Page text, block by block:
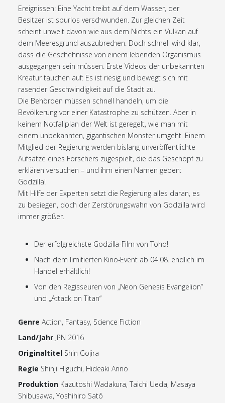
Ereignissen: Eine Yacht treibt auf dem Wasser, der
Besitzer ist spurlos verschwunden. Zur gleichen Zeit
scheint unweit davon wie aus dem Nichts ein Vulkan auf
dem Meeresgrund auszubrechen. Doch schnell wird klar,
dass die Geschehnisse von einem lebenden Organismus
ausgegangen sein müssen. Erste Videos der unbekannten
Kreatur tauchen auf: Es ist riesig und bewegt sich mit
rasender Geschwindigkeit auf die Stadt zu.
Die Behörden müssen schnell handeln, um die
Bevölkerung vor einer Katastrophe zu schützen. Aber in
keinem Notfallplan der Welt ist geregelt, wie man mit
einem unbekannten, gigantischen Monster umgeht. Einem
Mitglied der Regierung werden bislang unveröffentlichte
Aufsätze eines Forschers zugespielt, die das Geschöpf zu
erklären versuchen – und ihm einen Namen geben:
Godzilla!
Mit Hilfe der Experten setzt die Regierung alles daran, es
zu besiegen, doch der Zerstörungswahn von Godzilla wird
immer größer.
Der erfolgreichste Godzilla-Film von Toho!
Nach dem limitierten Kino-Event ab 04.08. endlich im
Handel erhältlich!
Von den Regisseuren von „Neon Genesis Evangelion“
und „Attack on Titan“
Genre Action, Fantasy, Science Fiction
Land/Jahr JPN 2016
Originaltitel Shin Gojira
Regie Shinji Higuchi, Hideaki Anno
Produktion Kazutoshi Wadakura, Taichi Ueda, Masaya
Shibusawa, Yoshihiro Satô